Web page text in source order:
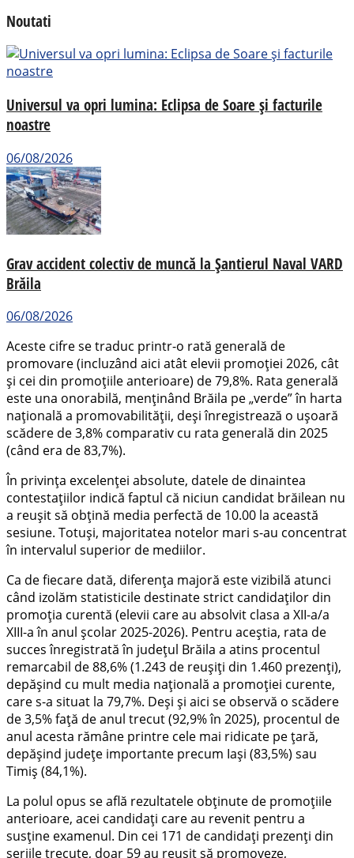
Noutati
Universul va opri lumina: Eclipsa de Soare și facturile
noastre
06/08/2026
Grav accident colectiv de muncă la Șantierul Naval VARD
Brăila
06/08/2026
Aceste cifre se traduc printr-o rată generală de
promovare (incluzând aici atât elevii promoției 2026, cât
și cei din promoțiile anterioare) de 79,8%. Rata generală
este una onorabilă, menținând Brăila pe „verde” în harta
națională a promovabilității, deși înregistrează o ușoară
scădere de 3,8% comparativ cu rata generală din 2025
(când era de 83,7%).
În privința excelenței absolute, datele de dinaintea
contestațiilor indică faptul că niciun candidat brăilean nu
a reușit să obțină media perfectă de 10.00 la această
sesiune. Totuși, majoritatea notelor mari s-au concentrat
în intervalul superior de mediilor.
Ca de fiecare dată, diferența majoră este vizibilă atunci
când izolăm statisticile destinate strict candidaților din
promoția curentă (elevii care au absolvit clasa a XII-a/a
XIII-a în anul școlar 2025-2026). Pentru aceștia, rata de
succes înregistrată în județul Brăila a atins procentul
remarcabil de 88,6% (1.243 de reușiți din 1.460 prezenți),
depășind cu mult media națională a promoției curente,
care s-a situat la 79,7%. Deși și aici se observă o scădere
de 3,5% față de anul trecut (92,9% în 2025), procentul de
anul acesta rămâne printre cele mai ridicate pe țară,
depășind județe importante precum Iași (83,5%) sau
Timiș (84,1%).
La polul opus se află rezultatele obținute de promoțiile
anterioare, acei candidați care au revenit pentru a
susține examenul. Din cei 171 de candidați prezenți din
seriile trecute, doar 59 au reușit să promoveze,